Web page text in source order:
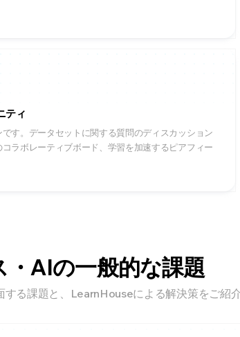
ティ
す。データセットに関する質問のディスカッション
ラボレーティブボード、学習を加速するピアフィー
AIの一般的な課題
る課題と、LearnHouseによる解決策をご紹介